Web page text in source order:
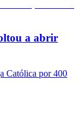
a abrir
Católica por 400